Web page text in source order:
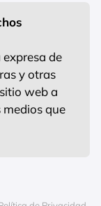
de
y otras
web a
que